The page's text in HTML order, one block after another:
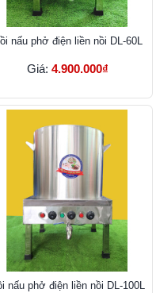
nấu phở điện liền nồi DL-60L
Giá: 4.900.000₫
nấu phở điện liền nồi DL-100L